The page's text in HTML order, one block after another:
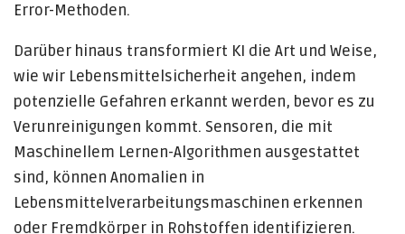
Error-Methoden.
Darüber hinaus transformiert KI die Art und Weise,
wie wir Lebensmittelsicherheit angehen, indem
potenzielle Gefahren erkannt werden, bevor es zu
Verunreinigungen kommt. Sensoren, die mit
Maschinellem Lernen-Algorithmen ausgestattet
sind, können Anomalien in
Lebensmittelverarbeitungsmaschinen erkennen
oder Fremdkörper in Rohstoffen identifizieren.